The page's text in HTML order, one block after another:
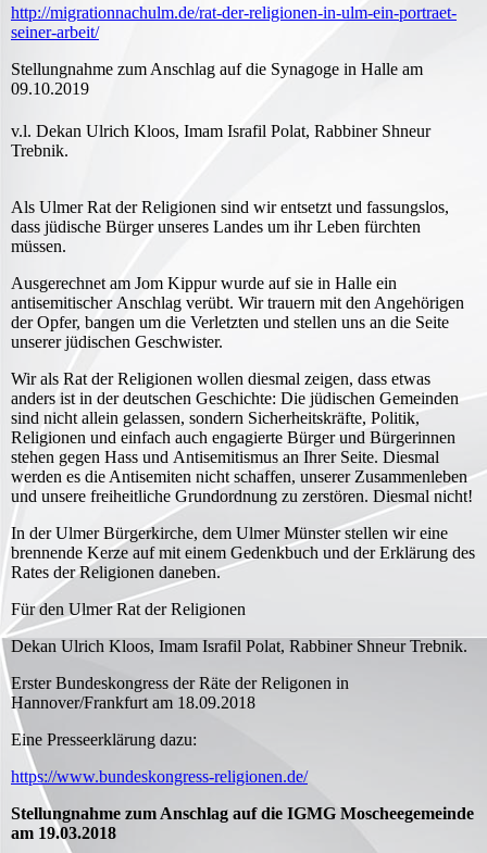
http://migrationnachulm.de/rat-der-religionen-in-ulm-ein-portraet-
seiner-arbeit/
Stellungnahme zum Anschlag auf die Synagoge in Halle am
09.10.2019
v.l. Dekan Ulrich Kloos, Imam Israfil Polat, Rabbiner Shneur
Trebnik.
Als Ulmer Rat der Religionen sind wir entsetzt und fassungslos,
dass jüdische Bürger unseres Landes um ihr Leben fürchten
müssen.
Ausgerechnet am Jom Kippur wurde auf sie in Halle ein
antisemitischer Anschlag verübt. Wir trauern mit den Angehörigen
der Opfer, bangen um die Verletzten und stellen uns an die Seite
unserer jüdischen Geschwister.
Wir als Rat der Religionen wollen diesmal zeigen, dass etwas
anders ist in der deutschen Geschichte: Die jüdischen Gemeinden
sind nicht allein gelassen, sondern Sicherheitskräfte, Politik,
Religionen und einfach auch engagierte Bürger und Bürgerinnen
stehen gegen Hass und Antisemitismus an Ihrer Seite. Diesmal
werden es die Antisemiten nicht schaffen, unserer Zusammenleben
und unsere freiheitliche Grundordnung zu zerstören. Diesmal nicht!
In der Ulmer Bürgerkirche, dem Ulmer Münster stellen wir eine
brennende Kerze auf mit einem Gedenkbuch und der Erklärung des
Rates der Religionen daneben.
Für den Ulmer Rat der Religionen
Dekan Ulrich Kloos, Imam Israfil Polat, Rabbiner Shneur Trebnik.
Erster Bundeskongress der Räte der Religonen in
Hannover/Frankfurt am 18.09.2018
Eine Presseerklärung dazu:
https://www.bundeskongress-religionen.de/
Stellungnahme zum Anschlag auf die IGMG Moscheegemeinde
am 19.03.2018